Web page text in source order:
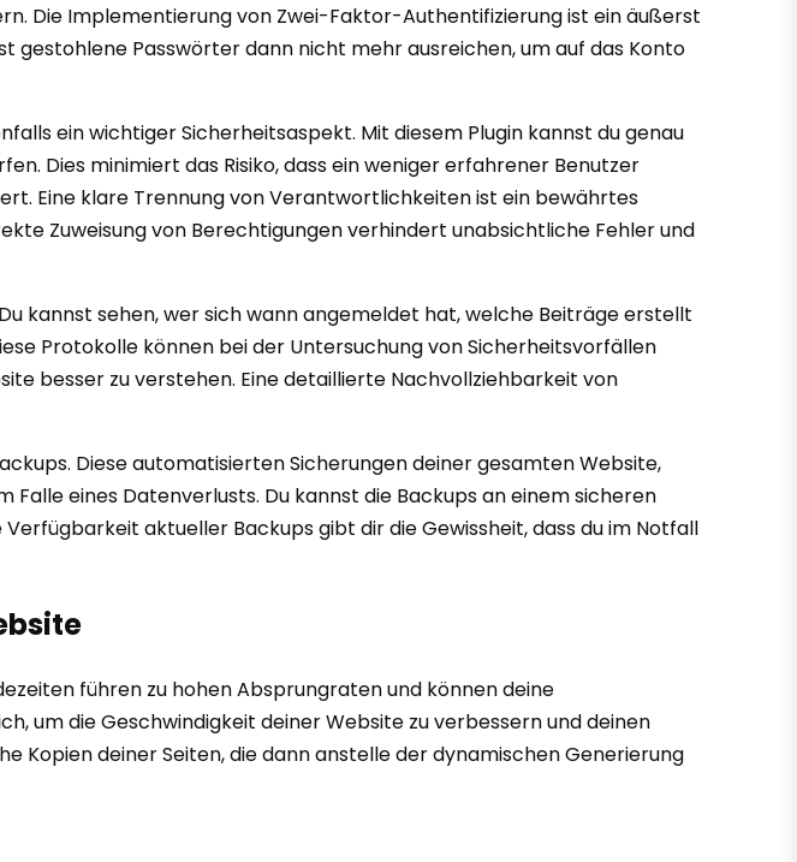
Die Implementierung von Zwei-Faktor-Authentifizierung ist ein äußerst
gestohlene Passwörter dann nicht mehr ausreichen, um auf das Konto
ein wichtiger Sicherheitsaspekt. Mit diesem Plugin kannst du genau
Dies minimiert das Risiko, dass ein weniger erfahrener Benutzer
Eine klare Trennung von Verantwortlichkeiten ist ein bewährtes
Zuweisung von Berechtigungen verhindert unabsichtliche Fehler und
kannst sehen, wer sich wann angemeldet hat, welche Beiträge erstellt
Protokolle können bei der Untersuchung von Sicherheitsvorfällen
besser zu verstehen. Eine detaillierte Nachvollziehbarkeit von
Diese automatisierten Sicherungen deiner gesamten Website,
eines Datenverlusts. Du kannst die Backups an einem sicheren
aktueller Backups gibt dir die Gewissheit, dass du im Notfall
führen zu hohen Absprungraten und können deine
um die Geschwindigkeit deiner Website zu verbessern und deinen
Kopien deiner Seiten, die dann anstelle der dynamischen Generierung